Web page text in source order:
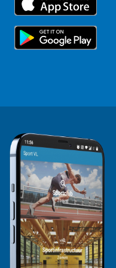
Topsporters
Voor de pers